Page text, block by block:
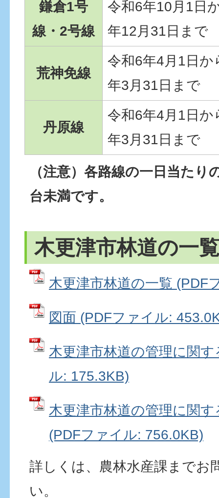
鎌倉1号
線・2号線
令和6年10月1日
年12月31日まで
荒神免線
令和6年4月1日か
年3月31日まで
丹原線
令和6年4月1日か
年3月31日まで
（注意）各路線の一日当たり
台未満です。
木更津市林道の一覧
木更津市林道の一覧 (PDF
図面 (PDFファイル:
木更津市林道の管理に関
ル: 175.3KB)
木更津市林道の管理に関
(PDFファイル: 756.0KB)
詳しくは、農林水産課までお
い。